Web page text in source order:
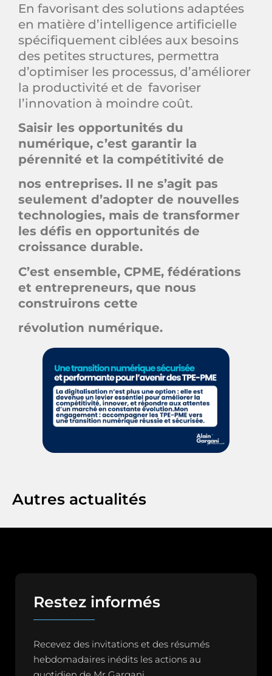
En favorisant des solutions adaptées
en matière d’intelligence artificielle
spécifiquement ciblées aux besoins
des petites structures, permettra
d’optimiser les processus, d’améliorer
la productivité et de favoriser
l’innovation à moindre coût.
Saisir les opportunités du
numérique, c’est garantir la
pérennité et la compétitivité de
nos entreprises. Il ne s’agit pas
seulement d’adopter de nouvelles
technologies, mais de transformer
les défis en opportunités de
croissance durable.
C’est ensemble, CPME, fédérations
et entrepreneurs, que nous
construirons cette
révolution numérique.
Autres actualités
Restez informés
Recevez des invitations et des résumés
hebdomadaires inédits les actions au